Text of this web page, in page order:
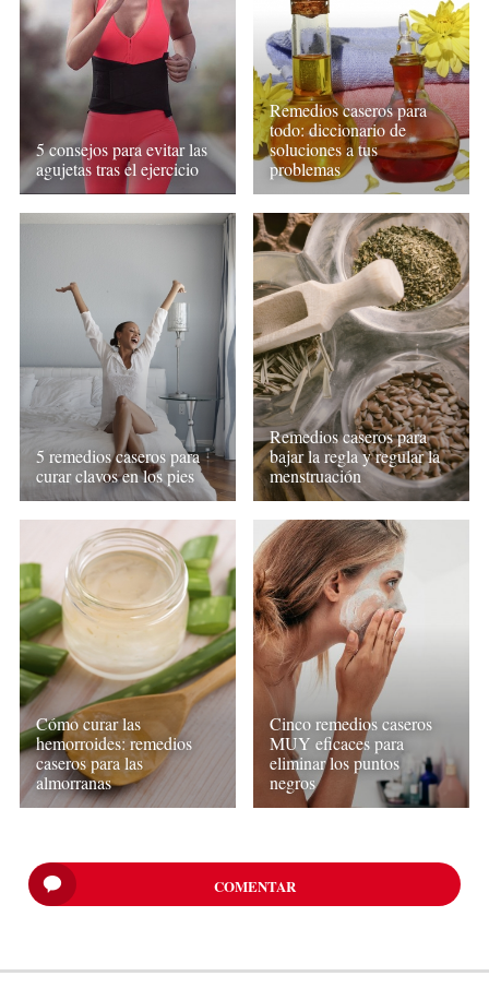
5 consejos para evitar las
agujetas tras el ejercicio
Remedios caseros para
todo: diccionario de
soluciones a tus
problemas
5 remedios caseros para
curar clavos en los pies
Remedios caseros para
bajar la regla y regular la
menstruación
Cómo curar las
hemorroides: remedios
caseros para las
almorranas
Cinco remedios caseros
MUY eficaces para
eliminar los puntos
negros
COMENTAR